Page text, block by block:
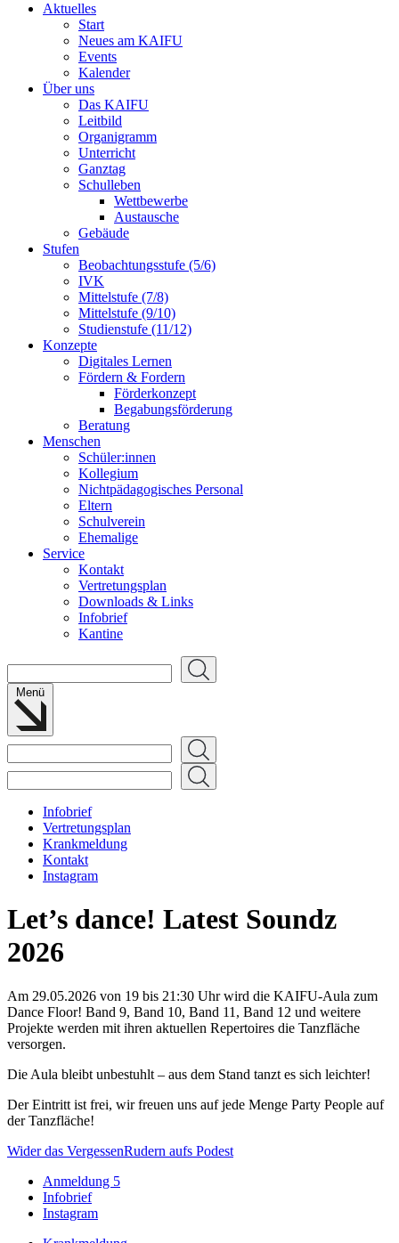
Aktuelles
Start
Neues am KAIFU
Events
Kalender
Über uns
Das KAIFU
Leitbild
Organigramm
Unterricht
Ganztag
Schulleben
Wettbewerbe
Austausche
Gebäude
Stufen
Beobachtungsstufe (5/6)
IVK
Mittelstufe (7/8)
Mittelstufe (9/10)
Studienstufe (11/12)
Konzepte
Digitales Lernen
Fördern & Fordern
Förderkonzept
Begabungsförderung
Beratung
Menschen
Schüler:innen
Kollegium
Nichtpädagogisches Personal
Eltern
Schulverein
Ehemalige
Service
Kontakt
Vertretungsplan
Downloads & Links
Infobrief
Kantine
Suchen
Suchen
Suchen
Infobrief
Vertretungsplan
Krankmeldung
Kontakt
Instagram
Let’s dance! Latest Soundz
2026
Am 29.05.2026 von 19 bis 21:30 Uhr wird die KAIFU-Aula zum
Dance Floor! Band 9, Band 10, Band 11, Band 12 und weitere
Projekte werden mit ihren aktuellen Repertoires die Tanzfläche
versorgen.
Die Aula bleibt unbestuhlt – aus dem Stand tanzt es sich leichter!
Der Eintritt ist frei, wir freuen uns auf jede Menge Party People auf
der Tanzfläche!
Wider das VergessenRudern aufs Podest
Anmeldung 5
Infobrief
Instagram